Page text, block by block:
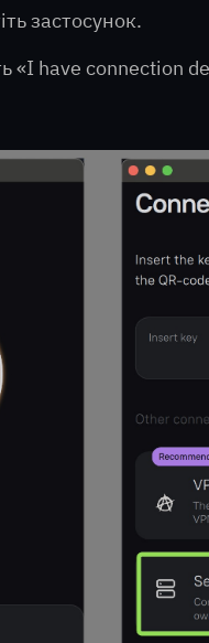
застосунок.
«I have connection